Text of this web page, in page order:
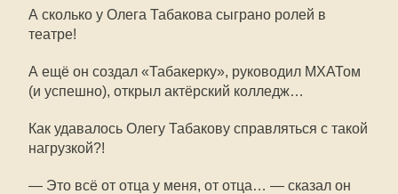
А сколько у Олега Табакова сыграно ролей в
театре!
А ещё он создал «Табакерку», руководил МХАТом
(и успешно), открыл актёрский колледж…
Как удавалось Олегу Табакову справляться с такой
нагрузкой?!
— Это всё от отца у меня, от отца… — сказал он